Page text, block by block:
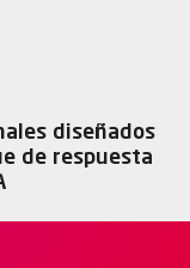
diseñados
de respuesta